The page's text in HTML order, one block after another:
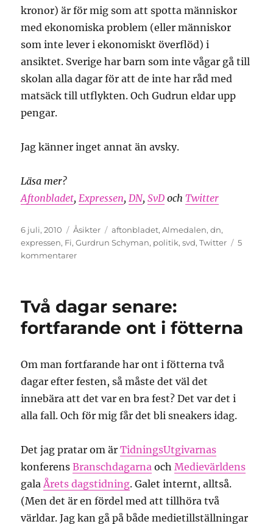
kronor) är för mig som att spotta människor
med ekonomiska problem (eller människor
som inte lever i ekonomiskt överflöd) i
ansiktet. Sverige har barn som inte vågar gå till
skolan alla dagar för att de inte har råd med
matsäck till utflykten. Och Gudrun eldar upp
pengar.
Jag känner inget annat än avsky.
Läsa mer?
Aftonbladet,Expressen,DN,SvD ochTwitter
Publicerat
den
6 juli, 2010 Kategorier
Åsikter Etiketter
aftonbladet,Almedalen,dn,
expressen, Fi,Gurdrun Schyman, politik,svd,Twitter
5
kommentarertill
annat
än
avsky
Två dagar senare:
fortfarande ont i fötterna
Om man fortfarande har ont i fötterna två
dagar efter festen, så måste det väl det
innebära att det var en bra fest? Det var det i
alla fall. Och för mig får det bli sneakers idag.
Det jag pratar om ärTidningsUtgivarnas
konferensBranschdagarna ochMedievärldens
galaÅrets dagstidning. Galet internt, alltså.
(Men det är en fördel med att tillhöra två
världar. Jag kan gå på både medietillställningar